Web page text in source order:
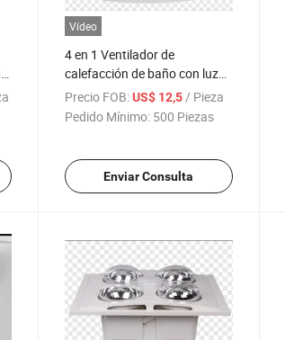
Vídeo
4 en 1 Ventilador de
calefacción de baño con luz
LED
Precio FOB: US$ 12,5/ Pieza
Pedido Mínimo: 500 Piezas
Enviar Consulta